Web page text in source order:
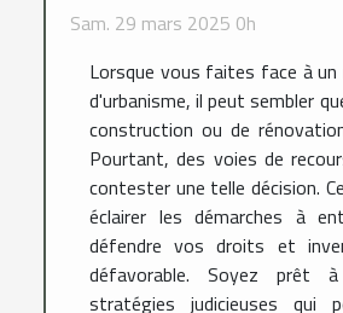
Sam. 29 mars 2025 0h
Lorsque vous faites face à
d'urbanisme, il peut sembler
construction ou de
Pourtant, des voies de
contester une telle décision.
éclairer les démarches à
défendre vos droits et
défavorable. Soyez prêt
stratégies judicieuses qui